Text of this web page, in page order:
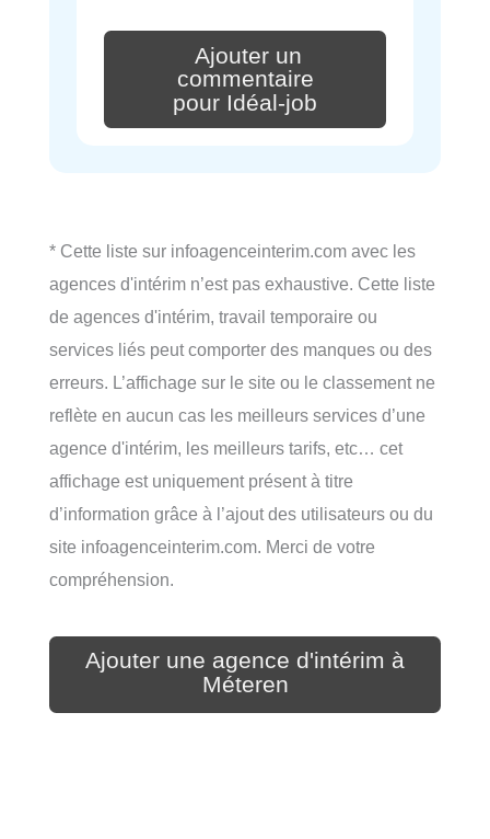
Ajouter un
commentaire
pour Idéal-job
* Cette liste sur infoagenceinterim.com avec les
agences d'intérim n’est pas exhaustive. Cette liste
de agences d'intérim, travail temporaire ou
services liés peut comporter des manques ou des
erreurs. L’affichage sur le site ou le classement ne
reflète en aucun cas les meilleurs services d’une
agence d'intérim, les meilleurs tarifs, etc… cet
affichage est uniquement présent à titre
d’information grâce à l’ajout des utilisateurs ou du
site infoagenceinterim.com. Merci de votre
compréhension.
Ajouter une agence d'intérim à
Méteren